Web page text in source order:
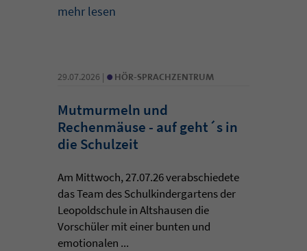
mehr lesen
29.07.2026 | • HÖR-SPRACHZENTRUM
Mutmurmeln und
Rechenmäuse - auf geht´s in
die Schulzeit
Am Mittwoch, 27.07.26 verabschiedete
das Team des Schulkindergartens der
Leopoldschule in Altshausen die
Vorschüler mit einer bunten und
emotionalen ...